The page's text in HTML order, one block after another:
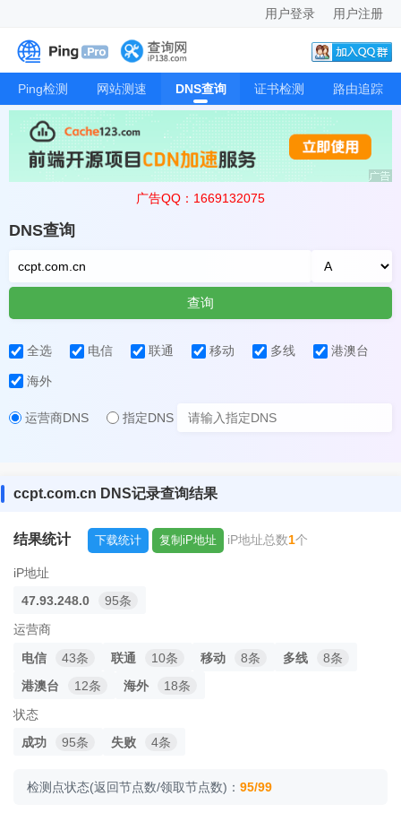
用户登录 用户注册
Ping检测 网站测速 DNS查询 证书检测 路由追踪
广告QQ：1669132075
DNS查询
查询
全选 电信 联通 移动 多线 港澳台
海外
运营商DNS 指定DNS
ccpt.com.cn DNS记录查询结果
结果统计 下载统计 复制iP地址 iP地址总数1个
iP地址
47.93.248.0
95条
运营商
电信
43条 联通 10条 移动 8条 多线
8条
港澳台
12条 海外
18条
状态
成功
95条 失败 4条
检测点状态(返回节点数/领取节点数)： 95/99